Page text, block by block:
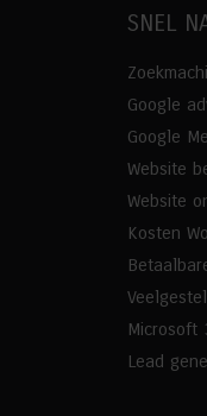
SNEL
Google
Google
Website
Website
Kosten
Microsoft
Lead